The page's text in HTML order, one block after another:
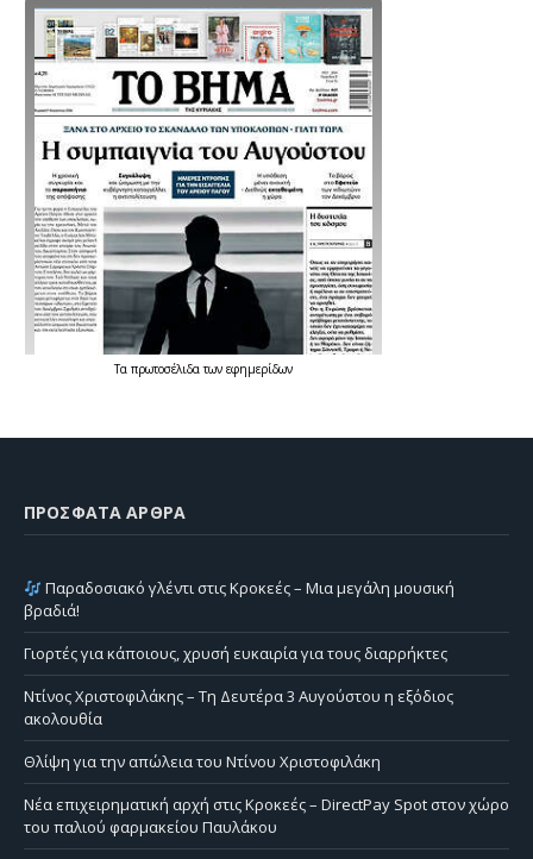
Τα πρωτοσέλιδατων εφημερίδων
ΠΡΌΣΦΑΤΑ ΆΡΘΡΑ
Παραδοσιακό γλέντι στις Κροκεές – Μια μεγάλη μουσική
βραδιά!
Γιορτές για κάποιους, χρυσή ευκαιρία για τους διαρρήκτες
Ντίνος Χριστοφιλάκης – Τη Δευτέρα 3 Αυγούστου η εξόδιος
ακολουθία
Θλίψη για την απώλεια του Ντίνου Χριστοφιλάκη
Νέα επιχειρηματική αρχή στις Κροκεές – DirectPay Spot στον χώρο
του παλιού φαρμακείου Παυλάκου